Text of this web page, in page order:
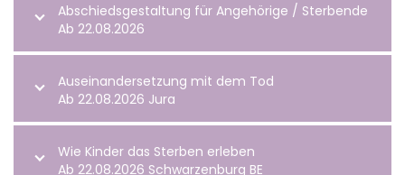
Abschiedsgestaltung für Angehörige / Sterbende
Ab 22.08.2026
Auseinandersetzung mit dem Tod
Ab 22.08.2026 Jura
Wie Kinder das Sterben erleben
Ab 22.08.2026 Schwarzenburg BE